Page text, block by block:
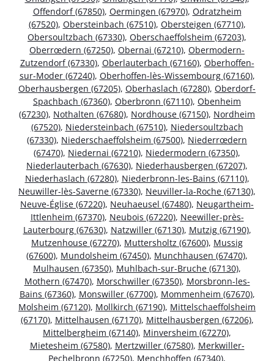
Offendorf (67850), Oermingen (67970), Odratzheim
(67520), Obersteinbach (67510), Obersteigen (67710),
Obersoultzbach (67330), Oberschaeffolsheim (67203),
Oberrœdern (67250), Obernai (67210), Obermodern-
Zutzendorf (67330), Oberlauterbach (67160), Oberhoffen-
sur-Moder (67240), Oberhoffen-lès-Wissembourg (67160),
Oberhausbergen (67205), Oberhaslach (67280), Oberdorf-
Spachbach (67360), Oberbronn (67110), Obenheim
(67230), Nothalten (67680), Nordhouse (67150), Nordheim
(67520), Niedersteinbach (67510), Niedersoultzbach
(67330), Niederschaeffolsheim (67500), Niederrœdern
(67470), Niedernai (67210), Niedermodern (67350),
Niederlauterbach (67630), Niederhausbergen (67207),
Niederhaslach (67280), Niederbronn-les-Bains (67110),
Neuwiller-lès-Saverne (67330), Neuviller-la-Roche (67130),
Neuve-Église (67220), Neuhaeusel (67480), Neugartheim-
Ittlenheim (67370), Neubois (67220), Neewiller-près-
Lauterbourg (67630), Natzwiller (67130), Mutzig (67190),
Mutzenhouse (67270), Muttersholtz (67600), Mussig
(67600), Mundolsheim (67450), Munchhausen (67470),
Mulhausen (67350), Muhlbach-sur-Bruche (67130),
Mothern (67470), Morschwiller (67350), Morsbronn-les-
Bains (67360), Monswiller (67700), Mommenheim (67670),
Molsheim (67120), Mollkirch (67190), Mittelschaeffolsheim
(67170), Mittelhausen (67170), Mittelhausbergen (67206),
Mittelbergheim (67140), Minversheim (67270),
Mietesheim (67580), Mertzwiller (67580), Merkwiller-
Pechelbronn (67250), Menchhoffen (67340),